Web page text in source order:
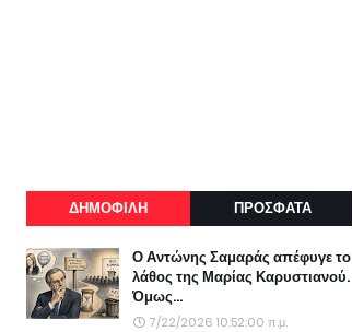
ΔΗΜΟΦΙΛΗ ΠΡΟΣΦΑΤΑ
Ο Αντώνης Σαμαράς απέφυγε το
λάθος της Μαρίας Καρυστιανού.
Όμως...
7/22/2026 10:52:00 π.μ.